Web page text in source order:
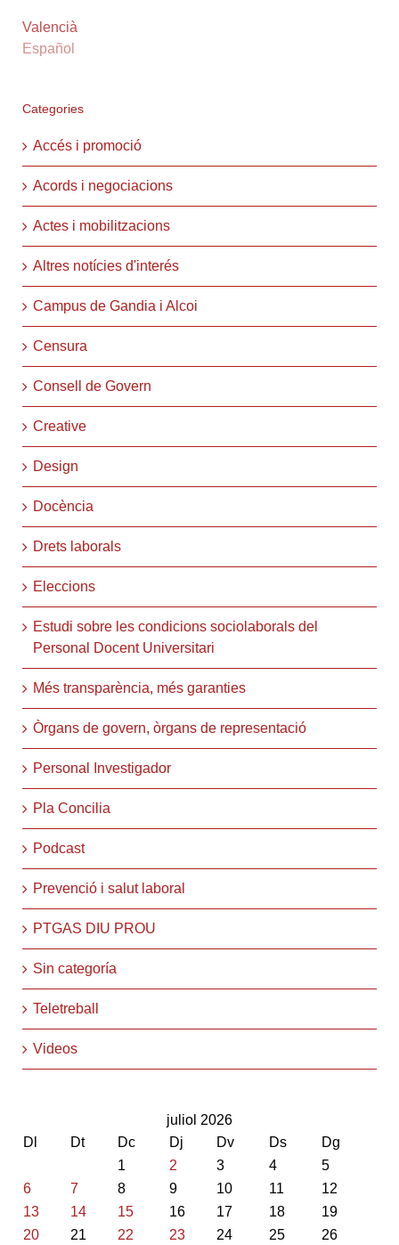
Valencià
Español
Categories
Accés i promoció
Acords i negociacions
Actes i mobilitzacions
Altres notícies d'interés
Campus de Gandia i Alcoi
Censura
Consell de Govern
Creative
Design
Docència
Drets laborals
Eleccions
Estudi sobre les condicions sociolaborals del
Personal Docent Universitari
Més transparència, més garanties
Òrgans de govern, òrgans de representació
Personal Investigador
Pla Concilia
Podcast
Prevenció i salut laboral
PTGAS DIU PROU
Sin categoría
Teletreball
Videos
juliol 2026
Dl
Dt Dc Dj Dv Ds
Dg
1
2 3 4
5
6
7 8 9 10 11
12
13
14 15 16 17 18
19
20
21 22 23 24 25 26